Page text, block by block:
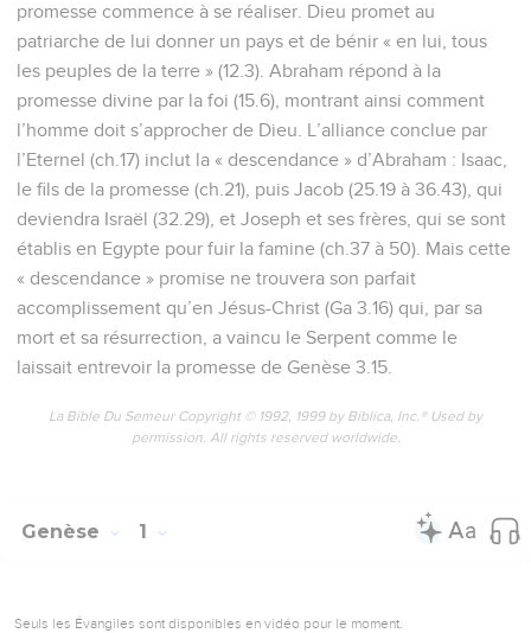
promesse commence à se réaliser. Dieu promet au
patriarche de lui donner un pays et de bénir « en lui, tous
les peuples de la terre » (12.3). Abraham répond à la
promesse divine par la foi (15.6), montrant ainsi comment
l’homme doit s’approcher de Dieu. L’alliance conclue par
l’Eternel (ch.17) inclut la « descendance » d’Abraham : Isaac,
le fils de la promesse (ch.21), puis Jacob (25.19 à 36.43), qui
deviendra Israël (32.29), et Joseph et ses frères, qui se sont
établis en Egypte pour fuir la famine (ch.37 à 50). Mais cette
« descendance » promise ne trouvera son parfait
accomplissement qu’en Jésus-Christ (Ga 3.16) qui, par sa
mort et sa résurrection, a vaincu le Serpent comme le
laissait entrevoir la promesse de Genèse 3.15.
La Bible Du Semeur Copyright © 1992, 1999 by Biblica, Inc.® Used by
permission. All rights reserved worldwide.
Genèse 1
Seuls les Évangiles sont disponibles en vidéo pour le moment.